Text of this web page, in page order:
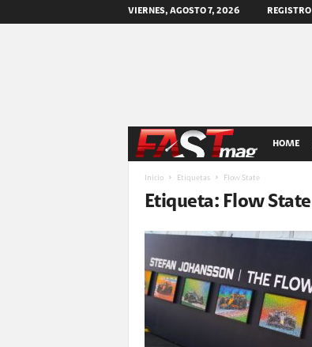
VIERNES, AGOSTO 7, 2026 REGISTRO
m
a
HOME
Inicio Etiquetas Flow State
Etiqueta: Flow State